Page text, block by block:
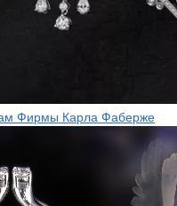
Фирмы Карла Фаберже